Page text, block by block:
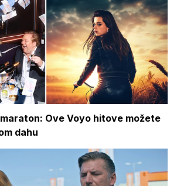
Ove Voyo hitove možete
dahu